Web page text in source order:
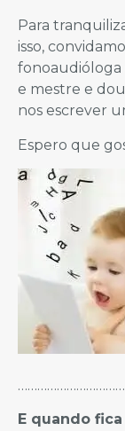
Para
isso,
fonoaudióloga
e mestre e
nos escrever
Espero que
E quando